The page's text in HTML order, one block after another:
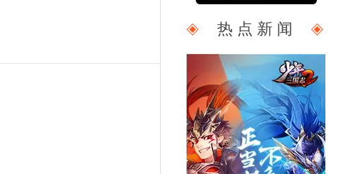
热 点 新 闻